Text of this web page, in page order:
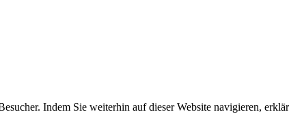
Indem Sie weiterhin auf dieser Website navigieren,